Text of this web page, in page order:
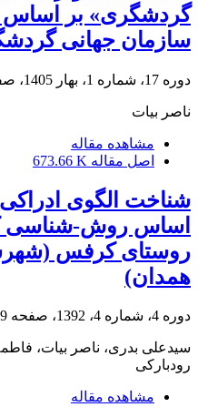
گردشگری» بر اساس
سازمان جهانی گردشگری
دوره 17، شماره 1، بهار 1405، صفحه
ناصر بیات
مشاهده مقاله
اصل مقاله 673.66 K
شناخت الگوی
اساس روش-شناسی
روستای کرفس
همدان)
دوره 4، شماره 4، 1392، صفحه
سیدعلی بدری، ناصر بیات،
رودبارکی
مشاهده مقاله